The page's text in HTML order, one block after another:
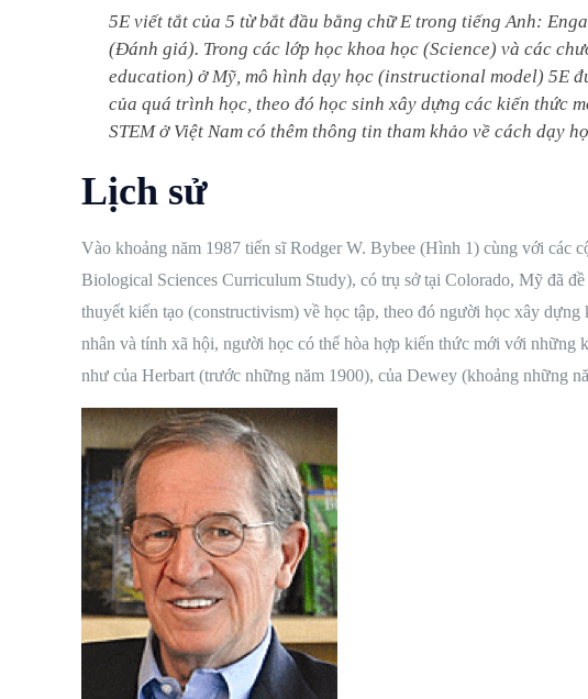
5E viết tắt của 5 từ bắt đầu bằng chữ E trong tiếng Anh:
(Đánh giá). Trong các lớp học khoa học (Science) và các
education) ở Mỹ, mô hình dạy học (instructional model) 5E
của quá trình học, theo đó học sinh xây dựng các kiến thức
STEM ở Việt Nam có thêm thông tin tham khảo về cách dạy
Lịch sử
Vào khoảng năm 1987 tiến sĩ Rodger W. Bybee (Hình 1) cùng với
Biological Sciences Curriculum Study), có trụ sở tại Colorado, Mỹ đã
thuyết kiến tạo (constructivism) về học tập, theo đó người học xây
nhân và tính xã hội, người học có thể hòa hợp kiến ​​thức mới với những
như của Herbart (trước những năm 1900), của Dewey (khoảng những